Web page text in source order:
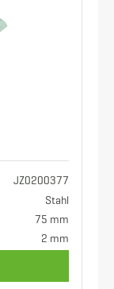
JZ0200377
Stahl
75 mm
2 mm